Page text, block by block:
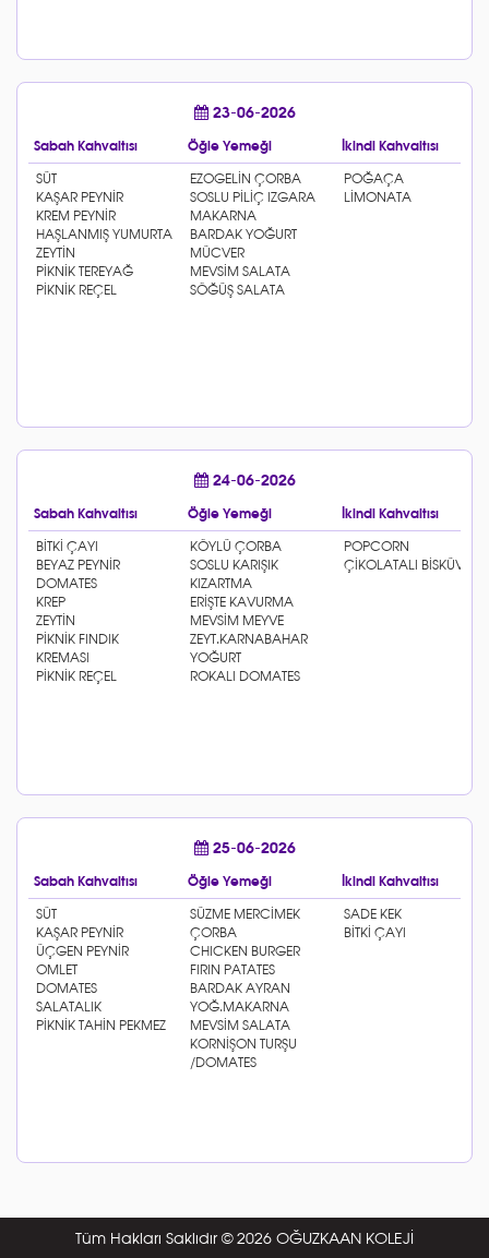
23-06-2026
Sabah Kahvaltısı Öğle Yemeği İkindi Kahvaltısı
24-06-2026
Sabah Kahvaltısı Öğle Yemeği İkindi Kahvaltısı
25-06-2026
Sabah Kahvaltısı Öğle Yemeği İkindi Kahvaltısı
Tüm Hakları Saklıdır © 2026 OĞUZKAAN KOLEJİ